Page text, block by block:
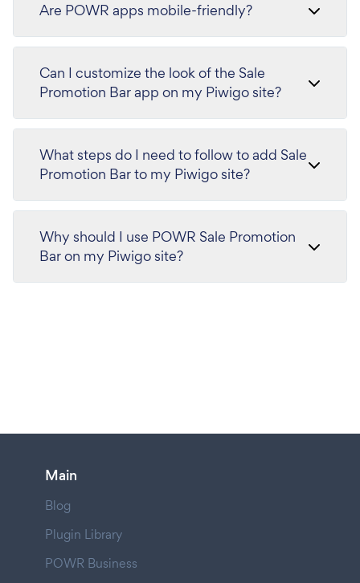
Are POWR apps mobile-friendly?
Can I customize the look of the Sale
Promotion Bar app on my Piwigo site?
What steps do I need to follow to add Sale
Promotion Bar to my Piwigo site?
Why should I use POWR Sale Promotion
Bar on my Piwigo site?
Main
Blog
Plugin Library
POWR Business